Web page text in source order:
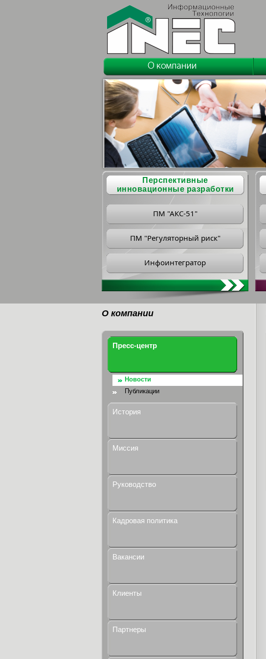
Перспективные
инновационные разработки
ПМ "АКС-51"
ПМ "Регуляторный риск"
Инфоинтегратор
О компании
Пресс-центр
Новости
Публикации
История
Миссия
Руководство
Кадровая политика
Вакансии
Клиенты
Партнеры